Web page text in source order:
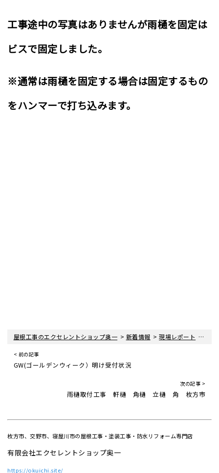
工事途中の写真はありませんが雨樋を固定は
ビスで固定しました。
※通常は雨樋を固定する場合は固定するもの
をハンマーで打ち込みます。
屋根工事のエクセレントショップ奥一 > 新着情報 >現場レポート
< 前の記事
GW(ゴールデンウィーク）明け受付状況
次の記事 >
雨樋取付工事 軒樋 角樋 立樋 角 枚方市
枚方市、交野市、寝屋川市の屋根工事・塗装工事・防水リフォーム専門店
有限会社エクセレントショップ奥一
https://okuichi.site/